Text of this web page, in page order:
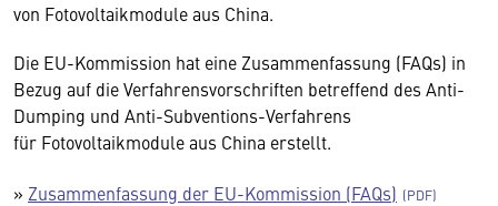
von Fotovoltaikmodule aus China.
Die EU-Kommission hat eine Zusammenfassung (FAQs) in
Bezug auf die Verfahrensvorschriften betreffend des Anti-
Dumping und Anti-Subventions-Verfahrens
für Fotovoltaikmodule aus China erstellt.
» Zusammenfassung der EU-Kommission (FAQs)